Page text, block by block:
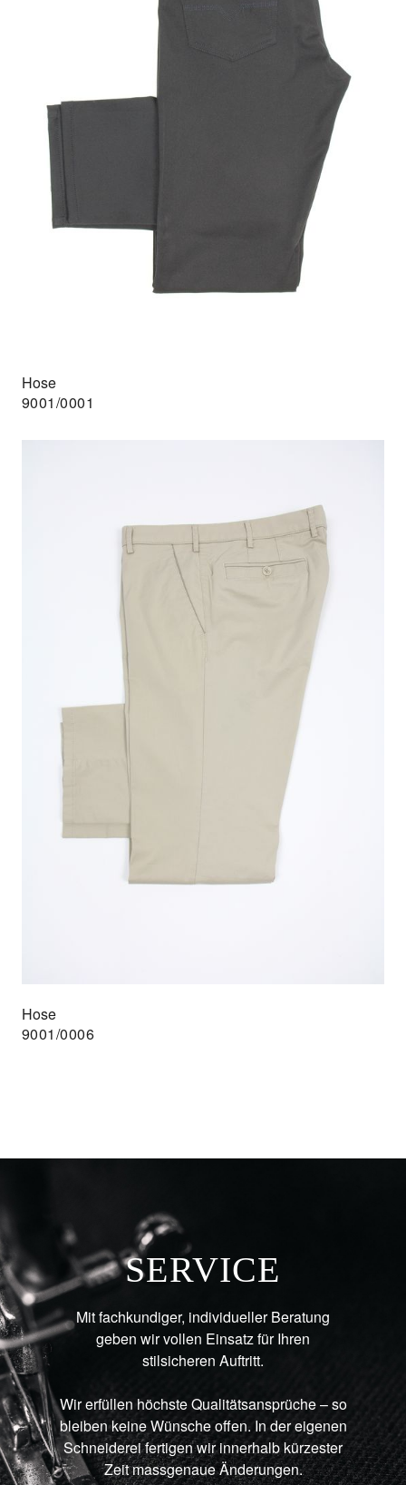
Hose
9001/0001
Hose
9001/0006
SERVICE
Mit fachkundiger, individueller Beratung
geben wir vollen Einsatz für Ihren
stilsicheren Auftritt.
Wir erfüllen höchste Qualitätsansprüche – so
bleiben keine Wünsche offen. In der eigenen
Schneiderei fertigen wir innerhalb kürzester
Zeit massgenaue Änderungen.